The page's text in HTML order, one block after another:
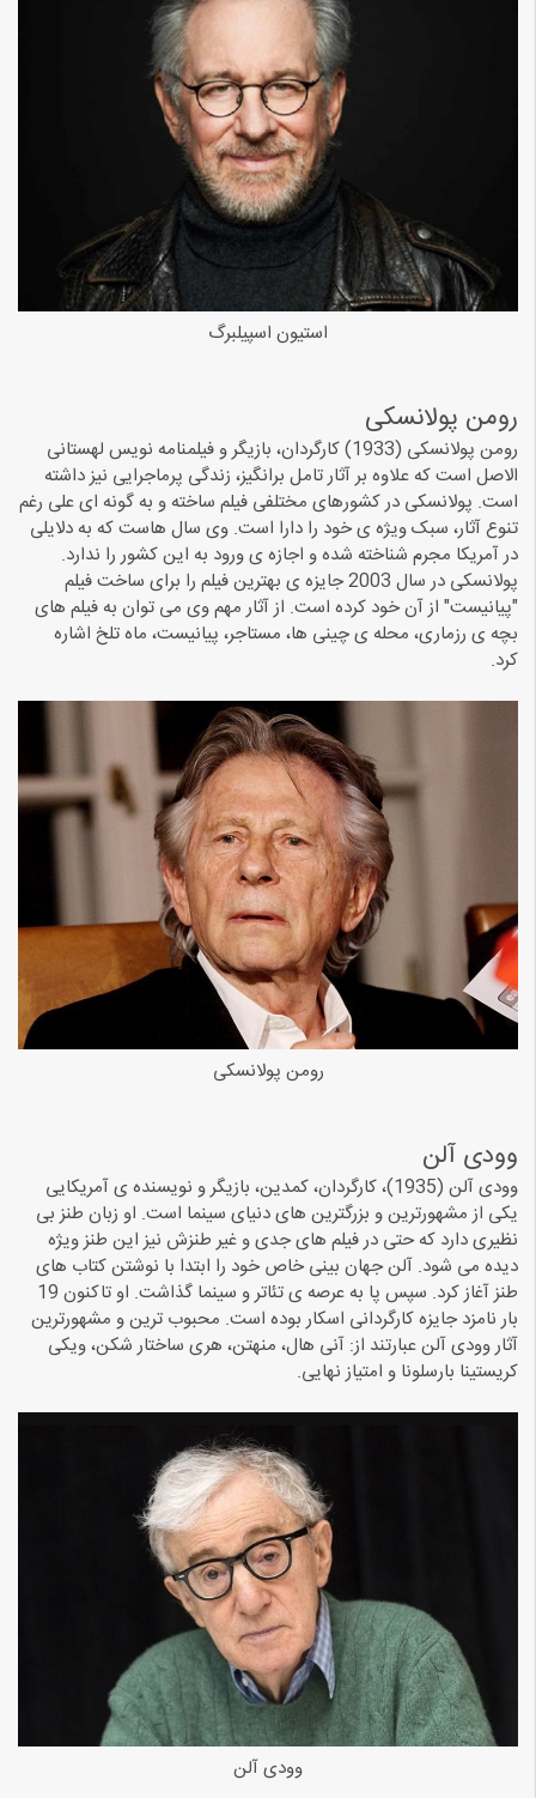
استیون اسپیلبرگ
رومن پولانسکی
رومن پولانسکی (1933) کارگردان، بازیگر و فیلمنامه نویس لهستانی
الاصل است که علاوه بر آثار تامل برانگیز، زندگی پرماجرایی نیز داشته
است. پولانسکی در کشورهای مختلفی فیلم ساخته و به گونه ای علی رغم
تنوع آثار، سبک ویژه ی خود را دارا است. وی سال هاست که به دلایلی
در آمریکا مجرم شناخته شده و اجازه ی ورود به این کشور را ندارد.
پولانسکی در سال 2003 جایزه ی بهترین فیلم را برای ساخت فیلم
"پیانیست" از آن خود کرده است. از آثار مهم وی می توان به فیلم های
بچه ی رزماری، محله ی چینی ها، مستاجر، پیانیست، ماه تلخ اشاره
کرد.
رومن پولانسکی
وودی آلن
وودی آلن (1935)، کارگردان، کمدین، بازیگر و نویسنده ی آمریکایی
یکی از مشهورترین و بزرگترین های دنیای سینما است. او زبان طنز بی
نظیری دارد که حتی در فیلم های جدی و غیر طنزش نیز این طنز ویژه
دیده می شود. آلن جهان بینی خاص خود را ابتدا با نوشتن کتاب های
طنز آغاز کرد. سپس پا به عرصه ی تئاتر و سینما گذاشت. او تاکنون 19
بار نامزد جایزه کارگردانی اسکار بوده است. محبوب ترین و مشهورترین
آثار وودی آلن عبارتند از: آنی هال، منهتن، هری ساختار شکن، ویکی
کریستینا بارسلونا و امتیاز نهایی.
وودی آلن